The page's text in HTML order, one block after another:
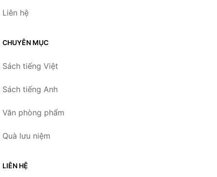
Liên hệ
CHUYÊN MỤC
Sách tiếng Việt
Sách tiếng Anh
Văn phòng phẩm
Quà lưu niệm
LIÊN HỆ